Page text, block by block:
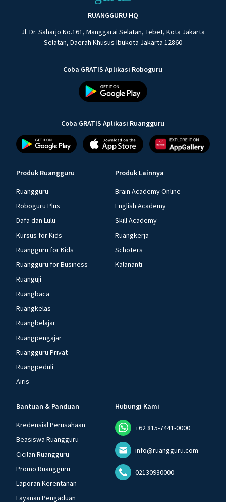
RUANGGURU HQ
Jl. Dr. Saharjo No.161, Manggarai Selatan, Tebet, Kota Jakarta
Selatan, Daerah Khusus Ibukota Jakarta 12860
Coba GRATIS Aplikasi Roboguru
Coba GRATIS Aplikasi Ruangguru
Produk Ruangguru
Ruangguru
Roboguru Plus
Dafa dan Lulu
Kursus for Kids
Ruangguru for Kids
Ruangguru for Business
Ruanguji
Ruangbaca
Ruangkelas
Ruangbelajar
Ruangpengajar
Ruangguru Privat
Ruangpeduli
Airis
Produk Lainnya
Brain Academy Online
English Academy
Skill Academy
Ruangkerja
Schoters
Kalananti
Bantuan & Panduan
Kredensial Perusahaan
Beasiswa Ruangguru
Cicilan Ruangguru
Promo Ruangguru
Laporan Kerentanan
Layanan Pengaduan
Hubungi Kami
+62 815-7441-0000
info@ruangguru.com
02130930000